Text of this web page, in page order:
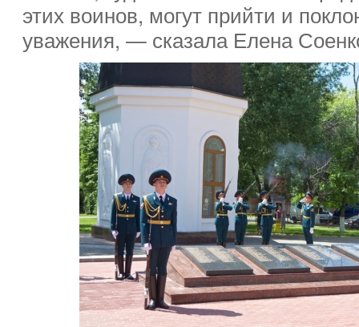
этих воинов, могут прийти и
уважения, — сказала Елена